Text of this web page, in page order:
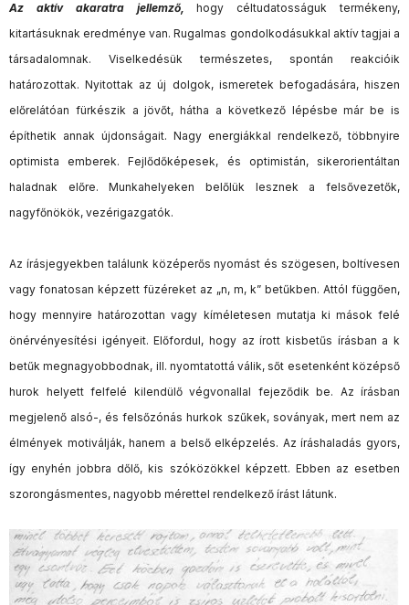
Az aktív akaratra jellemző, hogy céltudatosságuk termékeny,
kitartásuknak eredménye van. Rugalmas gondolkodásukkal aktív tagjai a
társadalomnak. Viselkedésük természetes, spontán reakcióik
határozottak. Nyitottak az új dolgok, ismeretek befogadására, hiszen
előrelátóan fürkészik a jövőt, hátha a következő lépésbe már be is
építhetik annak újdonságait. Nagy energiákkal rendelkező, többnyire
optimista emberek. Fejlődőképesek, és optimistán, sikerorientáltan
haladnak előre. Munkahelyeken belőlük lesznek a felsővezetők,
nagyfőnökök, vezérigazgatók.
Az írásjegyekben találunk középerős nyomást és szögesen, boltívesen
vagy fonatosan képzett füzéreket az „n, m, k” betűkben. Attól függően,
hogy mennyire határozottan vagy kíméletesen mutatja ki mások felé
önérvényesítési igényeit. Előfordul, hogy az írott kisbetűs írásban a k
betűk megnagyobbodnak, ill. nyomtatottá válik, sőt esetenként középső
hurok helyett felfelé kilendülő végvonallal fejeződik be. Az írásban
megjelenő alsó-, és felsőzónás hurkok szűkek, soványak, mert nem az
élmények motiválják, hanem a belső elképzelés. Az íráshaladás gyors,
így enyhén jobbra dőlő, kis szóközökkel képzett. Ebben az esetben
szorongásmentes, nagyobb mérettel rendelkező írást látunk.